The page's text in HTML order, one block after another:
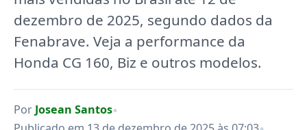
dezembro de 2025, segundo dados da
Fenabrave. Veja a performance da
Honda CG 160, Biz e outros modelos.
Por Josean Santos•